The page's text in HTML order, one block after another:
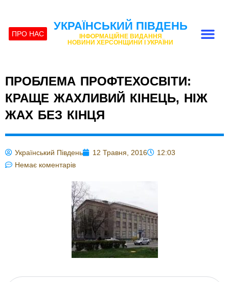
ПРО НАС
УКРАЇНСЬКИЙ ПІВДЕНЬ
ІНФОРМАЦІЙНЕ ВИДАННЯ
НОВИНИ ХЕРСОНЩИНИ І УКРАЇНИ
ПРОБЛЕМА ПРОФТЕХОСВІТИ:
КРАЩЕ ЖАХЛИВИЙ КІНЕЦЬ, НІЖ
ЖАХ БЕЗ КІНЦЯ
Український Південь 12 Травня, 2016
12:03
Немає коментарів